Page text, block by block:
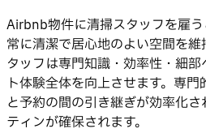
Airbnb物件に清掃スタッフを雇
常に清潔で居心地のよい空間を
タッフは専門知識・効率性・細
ト体験全体を向上させます。専
と予約の間の引き継ぎが効率化
ティンが確保されます。